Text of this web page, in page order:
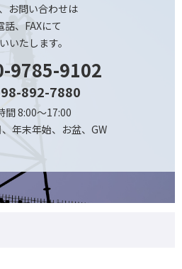
お問い合わせは
話、FAXにて
いたします。
9785-9102
892-7880
間 8:00～17:00
年末年始、お盆、GW